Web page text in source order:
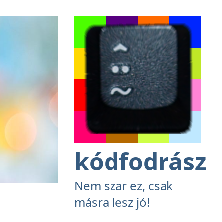
kódfodrász
Nem szar ez, csak
másra lesz jó!